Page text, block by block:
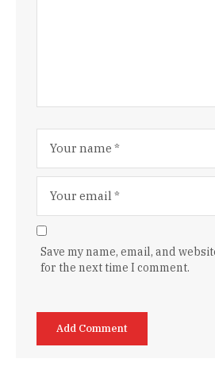
Save my name, email, and
for the next time I comment.